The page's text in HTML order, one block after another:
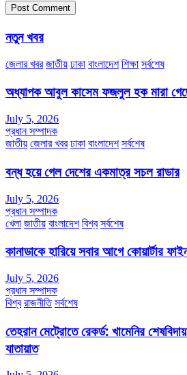
নতুন খবর
জেলার খবর জাতীয় ঢাকা বাংলাদেশ শিক্ষা সর্বশেষ
অধ্যাপক আবুল কাসেম ফজলুল হক মারা
July 5, 2026
প্রধান সম্পাদক
জাতীয় জেলার খবর ঢাকা বাংলাদেশ সর্বশেষ
বন্ধ হয়ে গেল দেশের একমাত্র সচল রাডার
July 5, 2026
প্রধান সম্পাদক
খেলা জাতীয় বাংলাদেশ বিশ্ব সর্বশেষ
কানাডাকে হারিয়ে সবার আগে কোয়ার্টার
July 5, 2026
প্রধান সম্পাদক
বিশ্ব রাজনীতি সর্বশেষ
তেহরান মেট্রোতে রেকর্ড: খামেনির
যাতায়াত